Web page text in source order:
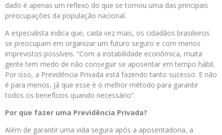
dado é apenas um reflexo do que se tornou uma das principais
preocupações da população nacional.
A especialista indica que, cada vez mais, os cidadãos brasileiros
se preocupam em organizar um futuro seguro e com menos
imprevistos possíveis. “Com a instabilidade econômica, muita
gente tem medo de não conseguir se aposentar em tempo hábil.
Por isso, a Previdência Privada está fazendo tanto sucesso. E não
é para menos, já que esse é o melhor método para garantir
todos os benefícios quando necessário”.
Por que fazer uma Previdência Privada?
Além de garantir uma vida segura após a aposentadoria, a